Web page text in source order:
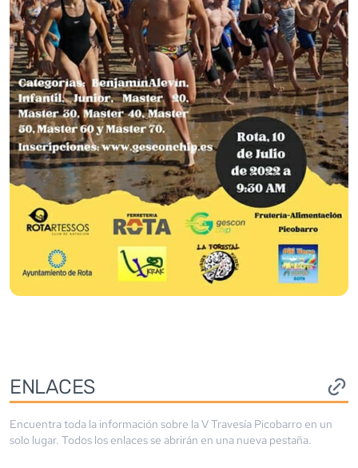
ENLACES
Encuentra toda la información sobre laV Travesía Picobarro en un
solo lugar. Todos los enlaces se abrirán en una nueva pestaña.